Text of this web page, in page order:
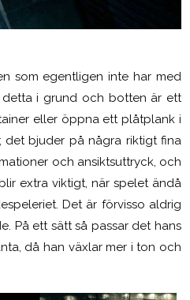
som egentligen inte har med
i grund och botten är ett
eller öppna ett plåtplank i
det bjuder på några riktigt fina
och ansiktsuttryck, och
extra viktigt, när spelet ändå
Det är förvisso aldrig
På ett sätt så passar det hans
då han växlar mer i ton och